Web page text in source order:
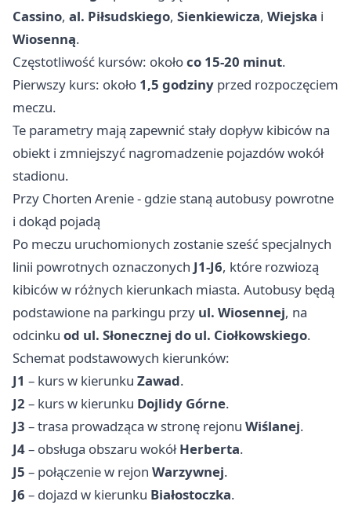
Cassino, al. Piłsudskiego, Sienkiewicza, Wiejska i
Wiosenną.
Częstotliwość kursów: okołoco 15-20 minut.
Pierwszy kurs: około 1,5 godziny przed rozpoczęciem
meczu.
Te parametry mają zapewnić stały dopływ kibiców na
obiekt i zmniejszyć nagromadzenie pojazdów wokół
stadionu.
Przy Chorten Arenie - gdzie staną autobusy powrotne
i dokąd pojadą
Po meczu uruchomionych zostanie sześć specjalnych
linii powrotnych oznaczonych J1-J6, które rozwiozą
kibiców w różnych kierunkach miasta. Autobusy będą
podstawione na parkingu przy ul. Wiosennej, na
odcinku od ul. Słonecznej do ul. Ciołkowskiego.
Schemat podstawowych kierunków:
J1 – kurs w kierunku Zawad.
J2 – kurs w kierunku Dojlidy Górne.
J3 – trasa prowadząca w stronę rejonu Wiślanej.
J4– obsługa obszaru wokółHerberta.
J5 – połączenie w rejon Warzywnej.
J6 – dojazd w kierunku Białostoczka.